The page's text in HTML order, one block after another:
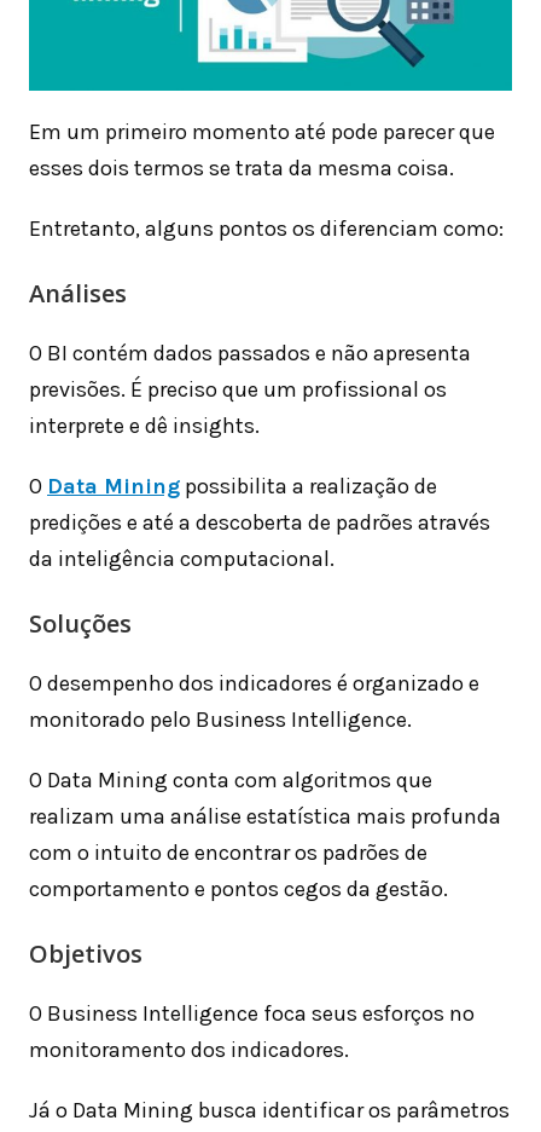
Em um primeiro momento até pode parecer que
esses dois termos se trata da mesma coisa.
Entretanto, alguns pontos os diferenciam como:
Análises
O BI contém dados passados e não apresenta
previsões. É preciso que um profissional os
interprete e dê insights.
O Data Mining possibilita a realização de
predições e até a descoberta de padrões através
da inteligência computacional.
Soluções
O desempenho dos indicadores é organizado e
monitorado pelo Business Intelligence.
O Data Mining conta com algoritmos que
realizam uma análise estatística mais profunda
com o intuito de encontrar os padrões de
comportamento e pontos cegos da gestão.
Objetivos
O Business Intelligence foca seus esforços no
monitoramento dos indicadores.
Já o Data Mining busca identificar os parâmetros